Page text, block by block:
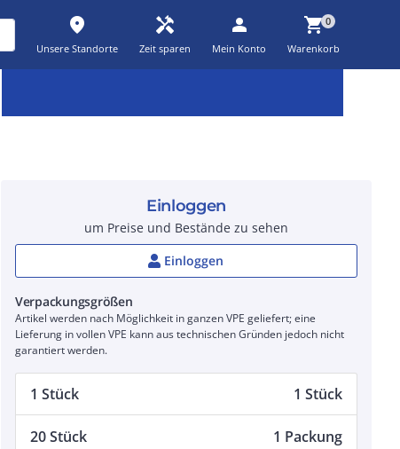
place
Unsere Standorte
handyman
Zeit sparen
person
Mein Konto
shopping_cart0
Warenkorb
Einloggen
um Preise und Bestände zu sehen
Einloggen
Verpackungsgrößen
Artikel werden nach Möglichkeit in ganzen VPE geliefert; eine
Lieferung in vollen VPE kann aus technischen Gründen jedoch nicht
garantiert werden.
1 Stück 1 Stück
20 Stück 1 Packung